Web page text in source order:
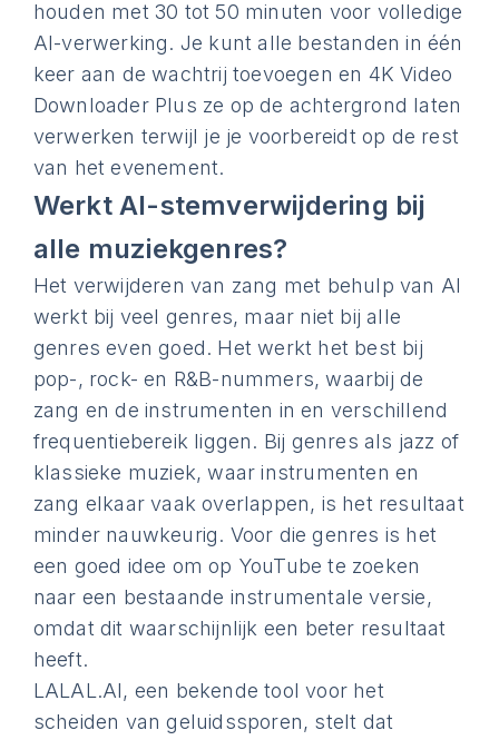
houden met 30 tot 50 minuten voor volledige
AI-verwerking. Je kunt alle bestanden in één
keer aan de wachtrij toevoegen en 4K Video
Downloader Plus ze op de achtergrond laten
verwerken terwijl je je voorbereidt op de rest
van het evenement.
Werkt AI-stemverwijdering bij
alle muziekgenres?
Het verwijderen van zang met behulp van AI
werkt bij veel genres, maar niet bij alle
genres even goed. Het werkt het best bij
pop-, rock- en R&B-nummers, waarbij de
zang en de instrumenten in en verschillend
frequentiebereik liggen. Bij genres als jazz of
klassieke muziek, waar instrumenten en
zang elkaar vaak overlappen, is het resultaat
minder nauwkeurig. Voor die genres is het
een goed idee om op YouTube te zoeken
naar een bestaande instrumentale versie,
omdat dit waarschijnlijk een beter resultaat
heeft.
LALAL.AI, een bekende tool voor het
scheiden van geluidssporen, stelt dat